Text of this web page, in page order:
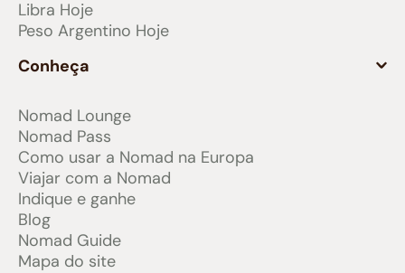
Libra Hoje
Peso Argentino Hoje
Conheça
Nomad Lounge
Nomad Pass
Como usar a Nomad na Europa
Viajar com a Nomad
Indique e ganhe
Blog
Nomad Guide
Mapa do site